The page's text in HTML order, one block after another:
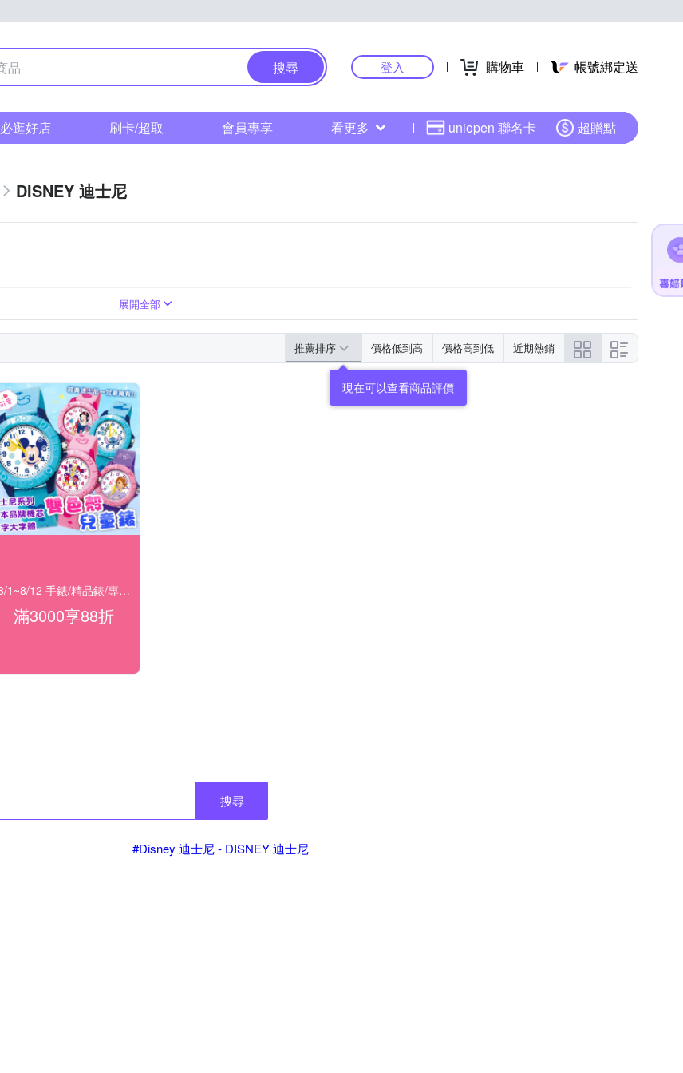
搜尋 登入 購物車 帳號綁定送
必逛好店 刷卡/超取 會員專享 看更多 uniopen 聯名卡 超贈點
DISNEY 迪士尼
展開全部
推薦排序 價格低到高 價格高到低 近期熱銷
現在可以查看商品評價
8/1~8/12 手錶/精品錶/專櫃飾品 指定商品滿$3000享88折
滿3000享88折
搜尋
#Disney 迪士尼 - DISNEY 迪士尼